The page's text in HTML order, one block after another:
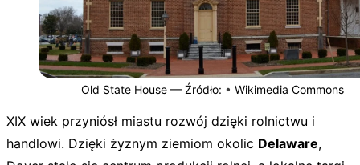
Old State House — Źródło: • Wikimedia Commons
XIX wiek przyniósł miastu rozwój dzięki rolnictwu i
handlowi. Dzięki żyznym ziemiom okolic Delaware,